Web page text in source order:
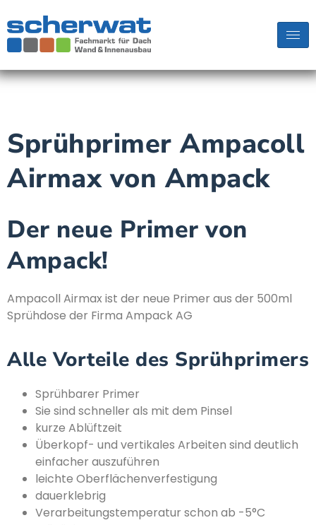
Sprühprimer Ampacoll
Airmax von Ampack
Der neue Primer von
Ampack!
Ampacoll Airmax ist der neue Primer aus der 500ml
Sprühdose der Firma Ampack AG
Alle Vorteile des Sprühprimers
Sprühbarer Primer
Sie sind schneller als mit dem Pinsel
kurze Ablüftzeit
Überkopf- und vertikales Arbeiten sind deutlich
einfacher auszuführen
leichte Oberflächenverfestigung
dauerklebrig
Verarbeitungstemperatur schon ab -5°C